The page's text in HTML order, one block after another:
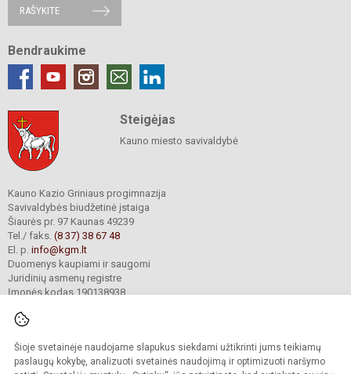
Šioje svetainėje naudojame slapukus siekdami užtikrinti jums teikiamų
paslaugų kokybę, analizuoti svetainės naudojimą ir optimizuoti naršymo
RAŠYKITE
Bendraukime
Steigėjas
Kauno miesto savivaldybė
Kauno Kazio Griniaus progimnazija
Savivaldybės biudžetinė įstaiga
Šiaurės pr. 97 Kaunas 49239
Tel./ faks. (8 37) 38 67 48
El. p. info@kgm.lt
Duomenys kaupiami ir saugomi
Juridinių asmenų registre
Įmonės kodas 190138938
© 2024. Kauno Kazio Griniaus progimnazija. Visos teisės saugomos.
Kopijuoti turinį be raštiško progimnazijos sutikimo griežtai draudžiama.